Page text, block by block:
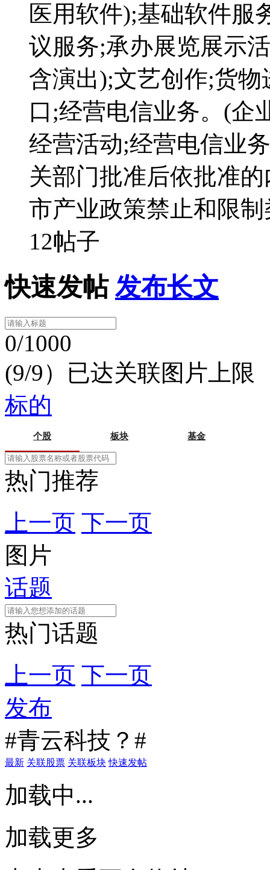
医用软件);基础软件服
议服务;承办展览展示
含演出);文艺创作;货
口;经营电信业务。(企
经营活动;经营电信业
关部门批准后依批准
市产业政策禁止和限
12帖子
快速发帖 发布长文
0/1000
(9/9）已达关联图片上限
标的
个股 板块 基金
热门推荐
上一页 下一页
图片
话题
热门话题
上一页 下一页
发布
#青云科技？#
最新 关联股票 关联板块 快速发帖
加载中...
加载更多